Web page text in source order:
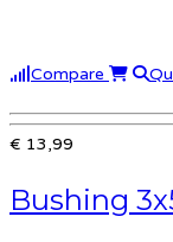
Compare
€ 13,99
Bushing